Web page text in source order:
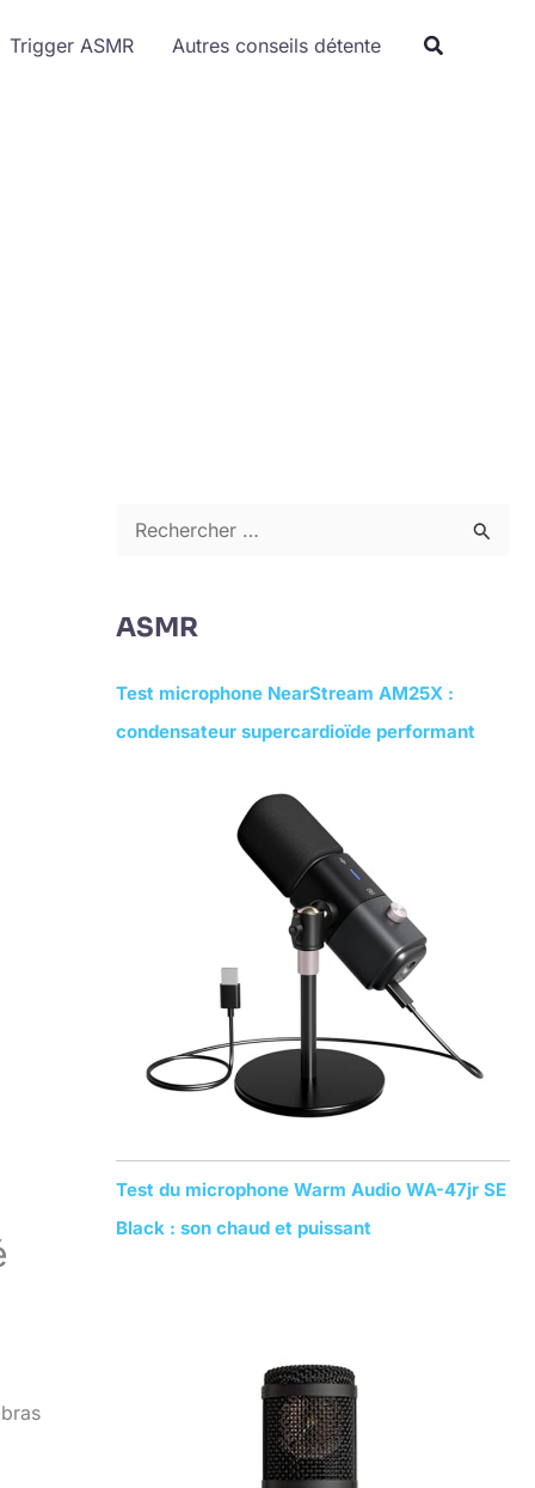
Trigger ASMR Autres conseils détente
c
e
r
ASMR
Test microphone NearStream AM25X :
condensateur supercardioïde performant
Test du microphone Warm Audio WA-47jr SE
Black : son chaud et puissant